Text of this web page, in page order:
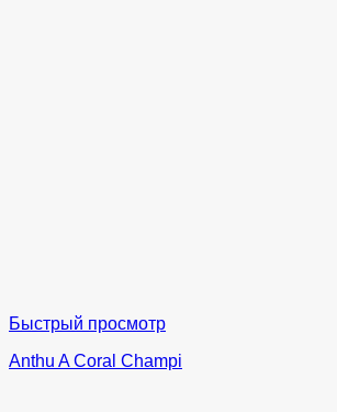
Быстрый просмотр
Anthu A Coral Champi